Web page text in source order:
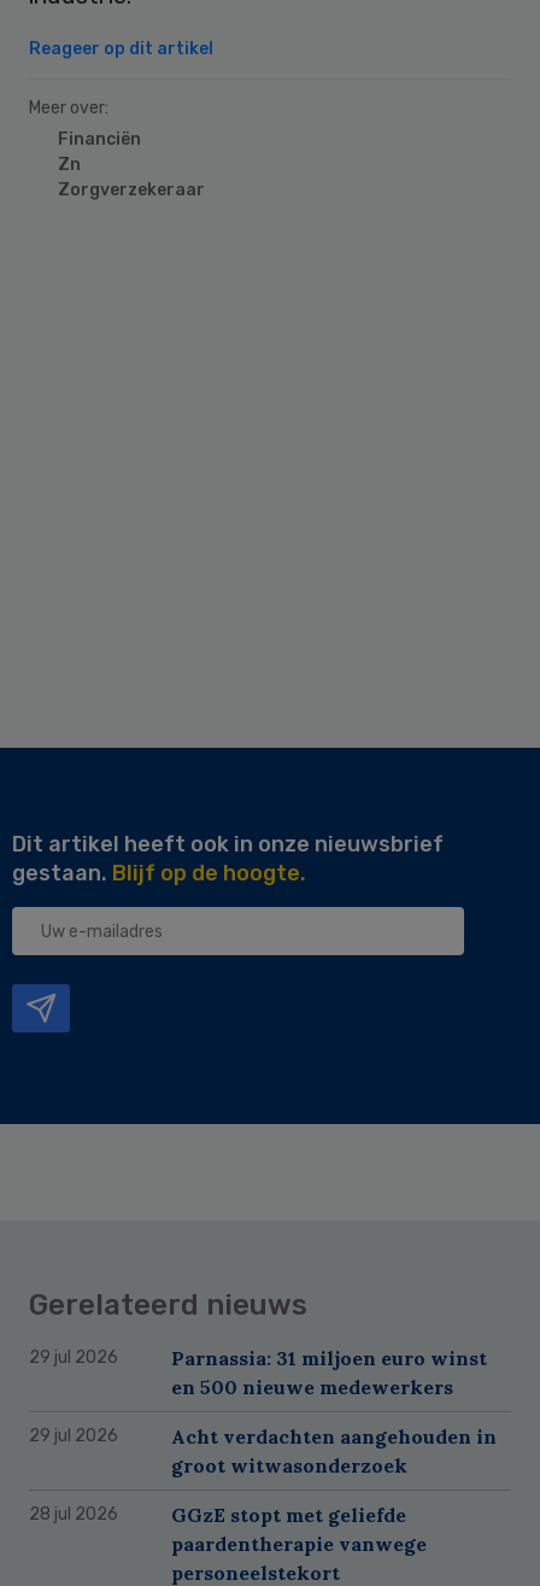
Reageer op dit artikel
Meer over:
Financiën
Zn
Zorgverzekeraar
Dit artikel heeft ook in onze nieuwsbrief
gestaan. Blijf op de hoogte.
Uw
Gerelateerd nieuws
29 jul 2026
Parnassia: 31 miljoen euro winst
en 500 nieuwe medewerkers
29 jul 2026
Acht verdachten aangehouden in
groot witwasonderzoek
28 jul 2026
GGzE stopt met geliefde
paardentherapie vanwege
personeelstekort